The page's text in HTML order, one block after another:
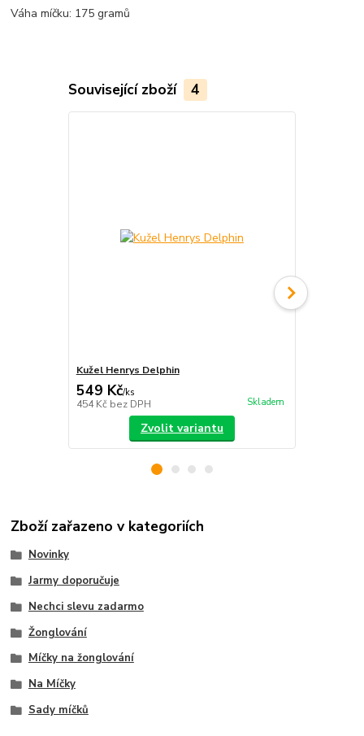
Váha míčku: 175 gramů
Související zboží 4
Kužel Henrys Delphin
549 Kč/ks
454 Kč bez DPH Skladem
Zvolit variantu
Zboží zařazeno v kategoriích
Novinky
Jarmy doporučuje
Nechci slevu zadarmo
Žonglování
Míčky na žonglování
Na Míčky
Sady míčků